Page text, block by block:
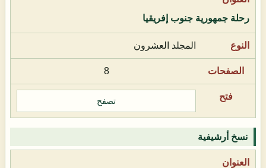
رحلة جمهورية جنوب إفريقيا
المجلد العشرون
8
تصفح
نسخ أرشيفية